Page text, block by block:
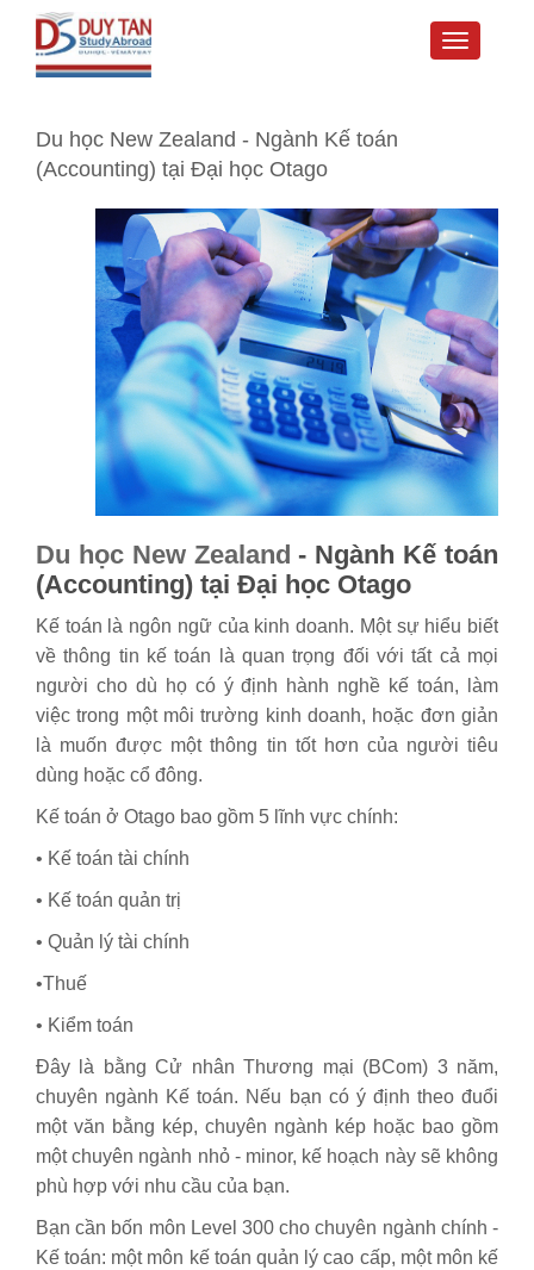
Toggle
Du học New Zealand - Ngành Kế toán
(Accounting) tại Đại học Otago
Du học New Zealand - Ngành Kế toán
(Accounting) tại Đại học Otago
Kế toán là ngôn ngữ của kinh doanh. Một sự hiểu biết
về thông tin kế toán là quan trọng đối với tất cả mọi
người cho dù họ có ý định hành nghề kế toán, làm
việc trong một môi trường kinh doanh, hoặc đơn giản
là muốn được một thông tin tốt hơn của người tiêu
dùng hoặc cổ đông.
Kế toán ở Otago bao gồm 5 lĩnh vực chính:
• Kế toán tài chính
• Kế toán quản trị
• Quản lý tài chính
•Thuế
• Kiểm toán
Đây là bằng Cử nhân Thương mại (BCom) 3 năm,
chuyên ngành Kế toán. Nếu bạn có ý định theo đuổi
một văn bằng kép, chuyên ngành kép hoặc bao gồm
một chuyên ngành nhỏ - minor, kế hoạch này sẽ không
phù hợp với nhu cầu của bạn.
Bạn cần bốn môn Level 300 cho chuyên ngành chính -
Kế toán: một môn kế toán quản lý cao cấp, một môn kế